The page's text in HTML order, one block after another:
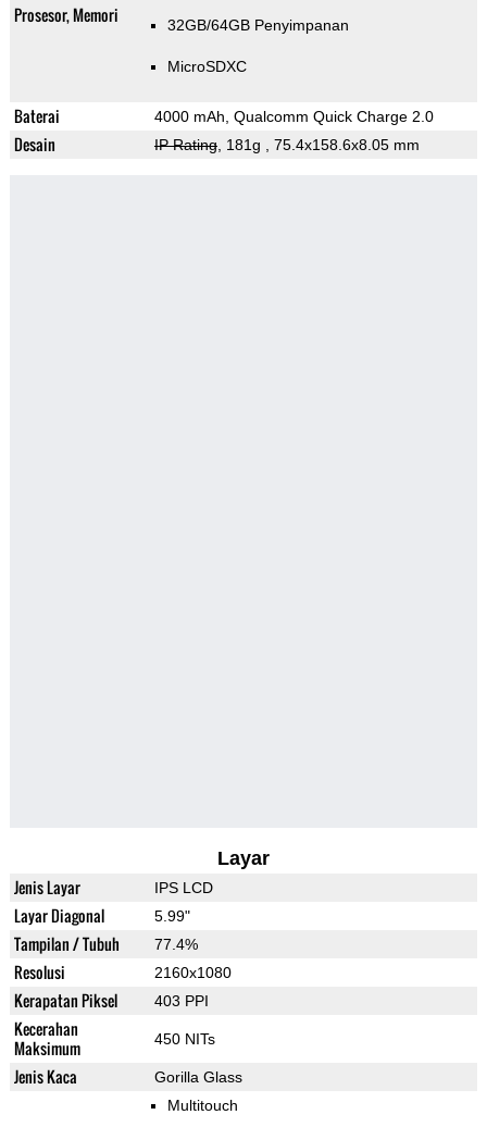
Prosesor, Memori 32GB/64GB Penyimpanan
MicroSDXC
Baterai 4000 mAh, Qualcomm Quick Charge 2.0
Desain IP Rating, 181g , 75.4x158.6x8.05 mm
Layar
Jenis Layar IPS LCD
Layar Diagonal 5.99"
Tampilan / Tubuh 77.4%
Resolusi 2160x1080
Kerapatan Piksel 403 PPI
Kecerahan
Maksimum
450 NITs
Jenis Kaca Gorilla Glass
Multitouch